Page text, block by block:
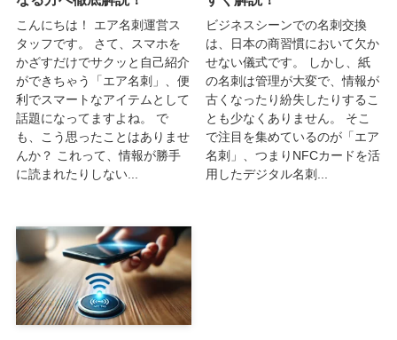
こんにちは！ エア名刺運営ス
タッフです。 さて、スマホを
かざすだけでサクッと自己紹介
ができちゃう「エア名刺」、便
利でスマートなアイテムとして
話題になってますよね。 で
も、こう思ったことはありませ
んか？ これって、情報が勝手
に読まれたりしない...
ビジネスシーンでの名刺交換
は、日本の商習慣において欠か
せない儀式です。 しかし、紙
の名刺は管理が大変で、情報が
古くなったり紛失したりするこ
とも少なくありません。 そこ
で注目を集めているのが「エア
名刺」、つまりNFCカードを活
用したデジタル名刺...